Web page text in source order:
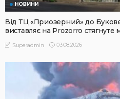
НОВИНИ
Від ТЦ «Приозерний» до
виставляє на Prozorro стягнуте
Superadmin 03.08.2026